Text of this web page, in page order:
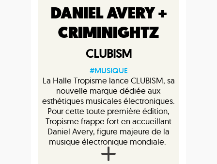
DANIEL AVERY +
CRIMINIGHTZ
CLUBISM
#MUSIQUE
La Halle Tropisme lance CLUBISM, sa
nouvelle marque dédiée aux
esthétiques musicales électroniques.
Pour cette toute première édition,
Tropisme frappe fort en accueillant
Daniel Avery, figure majeure de la
musique électronique mondiale.